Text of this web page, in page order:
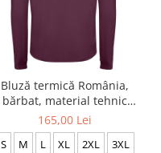
Bluză termică România,
bărbat, material tehnic
sport, culoare vișiniu
prună, CS59
165,00 Lei
S M L XL 2XL 3XL